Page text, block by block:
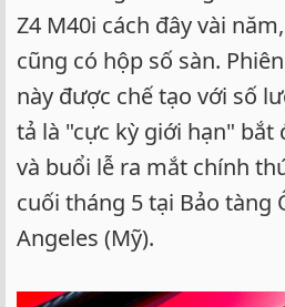
Z4 M40i cách đây vài
cũng có hộp số sàn.
này được chế tạo với số
tả là "cực kỳ giới hạn" bắt
và buổi lễ ra mắt chính
cuối tháng 5 tại Bảo tàng
Angeles (Mỹ).